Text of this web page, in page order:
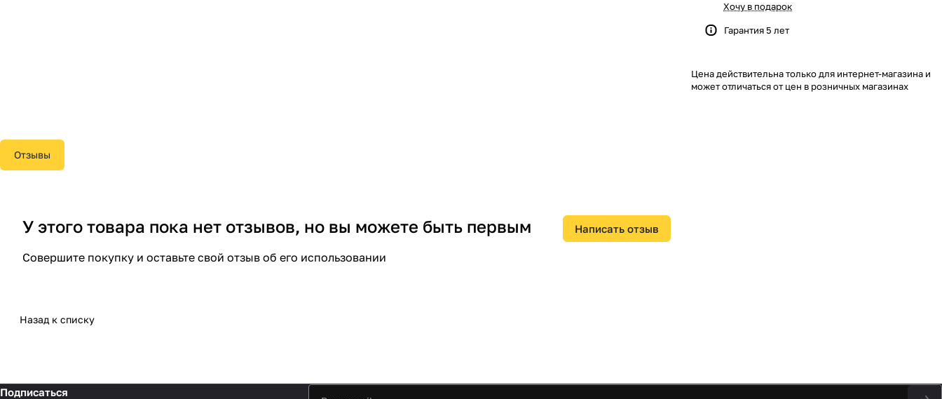
Хочу в подарок
Гарантия 5 лет
Цена действительна только для интернет-магазина и
может отличаться от цен в розничных магазинах
Отзывы
У этого товара пока нет отзывов, но вы можете быть первым
Совершите покупку и оставьте свой отзыв об его использовании
Написать отзыв
Назад к списку
Подписаться